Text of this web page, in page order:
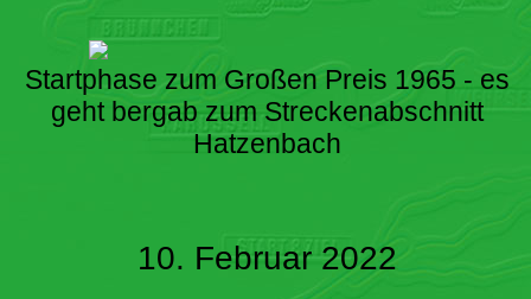
Startphase zum Großen Preis 1965 - es
geht bergab zum Streckenabschnitt
Hatzenbach
10. Februar 2022